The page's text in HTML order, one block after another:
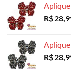
Aplique
R$
Aplique
R$